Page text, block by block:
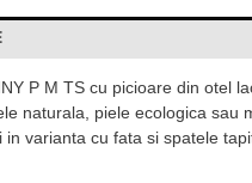
P M TS cu picioare din otel
naturala, piele ecologica sau
in varianta cu fata si spatele